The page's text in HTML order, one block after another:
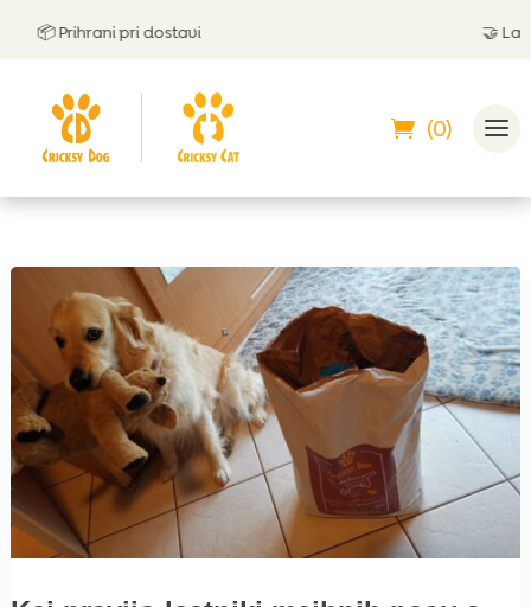
📦 Prihrani pri dostavi Lahko
(0)